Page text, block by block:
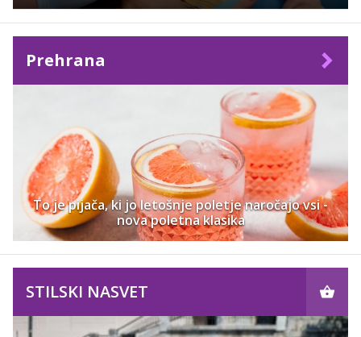
Prehrana
To je pijača, ki jo letošnje poletje naročajo vsi -
nova poletna klasika
STILSKI NASVET